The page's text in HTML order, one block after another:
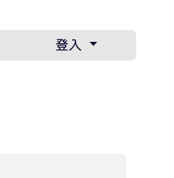
登入